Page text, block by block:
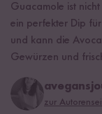
Guacamole ist
ein perfekter Dip
und kann die
Gewürzen und
zur